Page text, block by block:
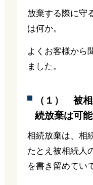
放棄する際に守
は何か。
よくお客様から
ました。
（１） 被
続放棄は可
相続放棄は、相
たとえ被相続人
を書き留めてい